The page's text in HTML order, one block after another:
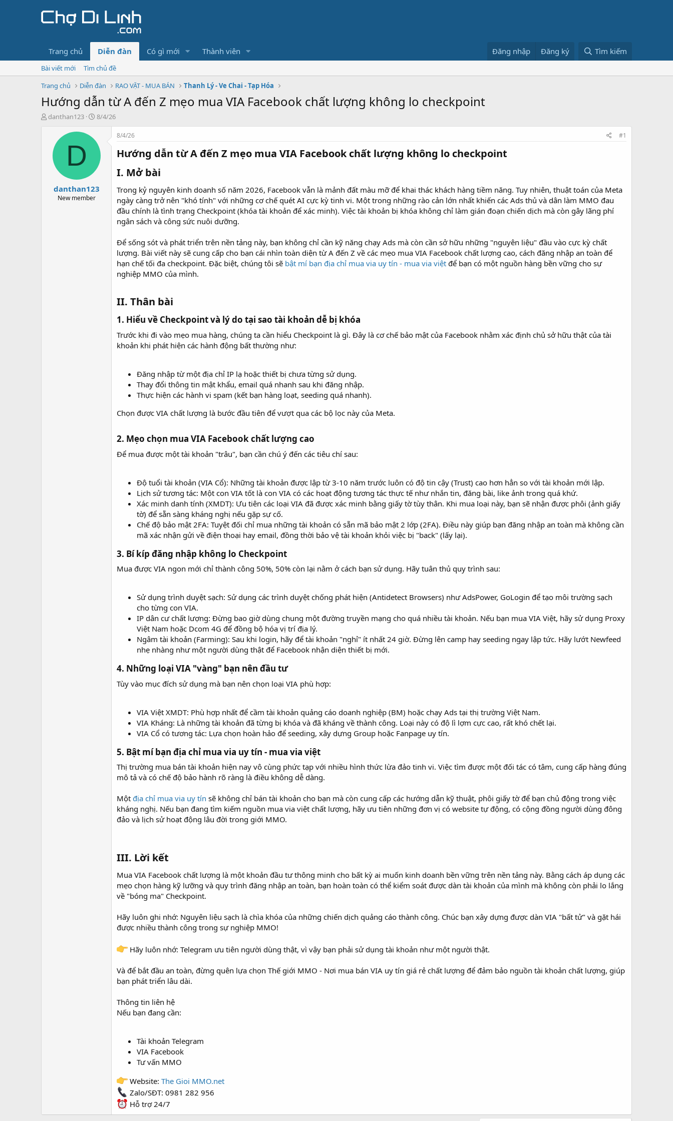
Trang chủ Diễn đàn Có gì mới Thành viên Đăng nhập Đăng ký Tìm kiếm
Bài viết mới
Tìm chủ đề
Trang chủ
Diễn đàn RAO VẶT - MUA BÁN Thanh Lý - Ve Chai - Tạp Hóa
Hướng dẫn từ A đến Z mẹo mua VIA Facebook chất lượng không lo checkpoint
T
danthan123
N
y
g
ử
i
8/4/26
D
danthan123
New member
8/4/26 #1
Hướng dẫn từ A đến Z mẹo mua VIA Facebook chất lượng không lo checkpoint​
I. Mở bài​
Trong kỷ nguyên kinh doanh số năm 2026, Facebook vẫn là mảnh đất màu mỡ để khai thác khách hàng tiềm năng. Tuy nhiên, thuật toán của Meta
ngày càng trở nên "khó tính" với những cơ chế quét AI cực kỳ tinh vi. Một trong những rào cản lớn nhất khiến các Ads thủ và dân làm MMO đau
đầu chính là tình trạng Checkpoint (khóa tài khoản để xác minh). Việc tài khoản bị khóa không chỉ làm gián đoạn chiến dịch mà còn gây lãng phí
ngân sách và công sức nuôi dưỡng.
Để sống sót và phát triển trên nền tảng này, bạn không chỉ cần kỹ năng chạy Ads mà còn cần sở hữu những "nguyên liệu" đầu vào cực kỳ chất
lượng. Bài viết này sẽ cung cấp cho bạn cái nhìn toàn diện từ A đến Z về các mẹo mua VIA Facebook chất lượng cao, cách đăng nhập an toàn để
hạn chế tối đa checkpoint. Đặc biệt, chúng tôi sẽ bật mí bạn địa chỉ mua via uy tín - mua via việt để bạn có một nguồn hàng bền vững cho sự
nghiệp MMO của mình.
II. Thân bài​
1. Hiểu về Checkpoint và lý do tại sao tài khoản dễ bị khóa​
Trước khi đi vào mẹo mua hàng, chúng ta cần hiểu Checkpoint là gì. Đây là cơ chế bảo mật của Facebook nhằm xác định chủ sở hữu thật của tài
khoản khi phát hiện các hành động bất thường như:
Đăng nhập từ một địa chỉ IP lạ hoặc thiết bị chưa từng sử dụng.
Thay đổi thông tin mật khẩu, email quá nhanh sau khi đăng nhập.
Thực hiện các hành vi spam (kết bạn hàng loạt, seeding quá nhanh).
Chọn được VIA chất lượng là bước đầu tiên để vượt qua các bộ lọc này của Meta.
2. Mẹo chọn mua VIA Facebook chất lượng cao​
Để mua được một tài khoản "trâu", bạn cần chú ý đến các tiêu chí sau:
Độ tuổi tài khoản (VIA Cổ): Những tài khoản được lập từ 3-10 năm trước luôn có độ tin cậy (Trust) cao hơn hẳn so với tài khoản mới lập.
Lịch sử tương tác: Một con VIA tốt là con VIA có các hoạt động tương tác thực tế như nhắn tin, đăng bài, like ảnh trong quá khứ.
Xác minh danh tính (XMDT): Ưu tiên các loại VIA đã được xác minh bằng giấy tờ tùy thân. Khi mua loại này, bạn sẽ nhận được phôi (ảnh giấy
tờ) để sẵn sàng kháng nghị nếu gặp sự cố.
Chế độ bảo mật 2FA: Tuyệt đối chỉ mua những tài khoản có sẵn mã bảo mật 2 lớp (2FA). Điều này giúp bạn đăng nhập an toàn mà không cần
mã xác nhận gửi về điện thoại hay email, đồng thời bảo vệ tài khoản khỏi việc bị "back" (lấy lại).
3. Bí kíp đăng nhập không lo Checkpoint​
Mua được VIA ngon mới chỉ thành công 50%, 50% còn lại nằm ở cách bạn sử dụng. Hãy tuân thủ quy trình sau:
Sử dụng trình duyệt sạch: Sử dụng các trình duyệt chống phát hiện (Antidetect Browsers) như AdsPower, GoLogin để tạo môi trường sạch
cho từng con VIA.
IP dân cư chất lượng: Đừng bao giờ dùng chung một đường truyền mạng cho quá nhiều tài khoản. Nếu bạn mua VIA Việt, hãy sử dụng Proxy
Việt Nam hoặc Dcom 4G để đồng bộ hóa vị trí địa lý.
Ngâm tài khoản (Farming): Sau khi login, hãy để tài khoản "nghỉ" ít nhất 24 giờ. Đừng lên camp hay seeding ngay lập tức. Hãy lướt Newfeed
nhẹ nhàng như một người dùng thật để Facebook nhận diện thiết bị mới.
4. Những loại VIA "vàng" bạn nên đầu tư​
Tùy vào mục đích sử dụng mà bạn nên chọn loại VIA phù hợp:
VIA Việt XMDT: Phù hợp nhất để cầm tài khoản quảng cáo doanh nghiệp (BM) hoặc chạy Ads tại thị trường Việt Nam.
VIA Kháng: Là những tài khoản đã từng bị khóa và đã kháng về thành công. Loại này có độ lì lợm cực cao, rất khó chết lại.
VIA Cổ có tương tác: Lựa chọn hoàn hảo để seeding, xây dựng Group hoặc Fanpage uy tín.
5. Bật mí bạn địa chỉ mua via uy tín - mua via việt​
Thị trường mua bán tài khoản hiện nay vô cùng phức tạp với nhiều hình thức lừa đảo tinh vi. Việc tìm được một đối tác có tâm, cung cấp hàng đúng
mô tả và có chế độ bảo hành rõ ràng là điều không dễ dàng.
Một địa chỉ mua via uy tín sẽ không chỉ bán tài khoản cho bạn mà còn cung cấp các hướng dẫn kỹ thuật, phôi giấy tờ để bạn chủ động trong việc
kháng nghị. Nếu bạn đang tìm kiếm nguồn mua via việt chất lượng, hãy ưu tiên những đơn vị có website tự động, có cộng đồng người dùng đông
đảo và lịch sử hoạt động lâu đời trong giới MMO.
III. Lời kết​
Mua VIA Facebook chất lượng là một khoản đầu tư thông minh cho bất kỳ ai muốn kinh doanh bền vững trên nền tảng này. Bằng cách áp dụng các
mẹo chọn hàng kỹ lưỡng và quy trình đăng nhập an toàn, bạn hoàn toàn có thể kiểm soát được dàn tài khoản của mình mà không còn phải lo lắng
về "bóng ma" Checkpoint.
Hãy luôn ghi nhớ: Nguyên liệu sạch là chìa khóa của những chiến dịch quảng cáo thành công. Chúc bạn xây dựng được dàn VIA "bất tử" và gặt hái
được nhiều thành công trong sự nghiệp MMO!
Hãy luôn nhớ: Telegram ưu tiên người dùng thật, vì vậy bạn phải sử dụng tài khoản như một người thật.
Và để bắt đầu an toàn, đừng quên lựa chọn Thế giới MMO - Nơi mua bán VIA uy tín giá rẻ chất lượng để đảm bảo nguồn tài khoản chất lượng, giúp
bạn phát triển lâu dài.
Thông tin liên hệ
Nếu bạn đang cần:
Tài khoản Telegram
VIA Facebook
Tư vấn MMO
Website: The Gioi MMO.net
Zalo/SĐT: 0981 282 956
Hỗ trợ 24/7